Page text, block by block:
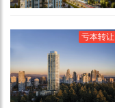
亏本转让